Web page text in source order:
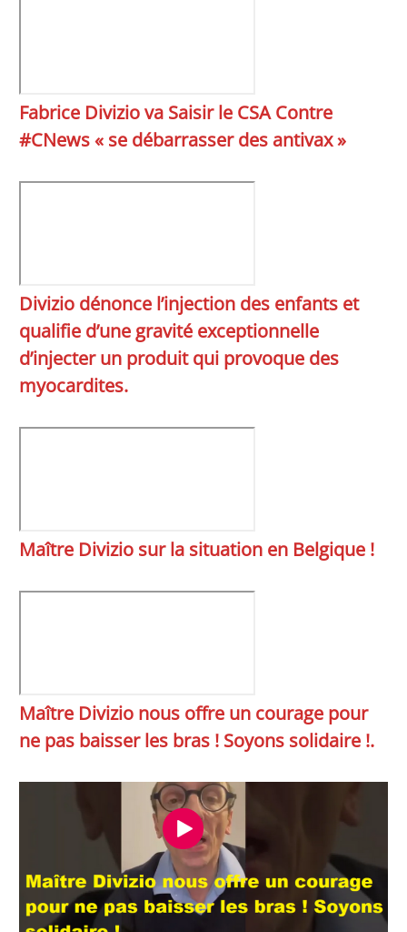
Fabrice Divizio va Saisir le CSA Contre
#CNews « se débarrasser des antivax »
Divizio dénonce l’injection des enfants et
qualifie d’une gravité exceptionnelle
d’injecter un produit qui provoque des
myocardites.
Maître Divizio sur la situation en Belgique !
Maître Divizio nous offre un courage pour
ne pas baisser les bras ! Soyons solidaire !.